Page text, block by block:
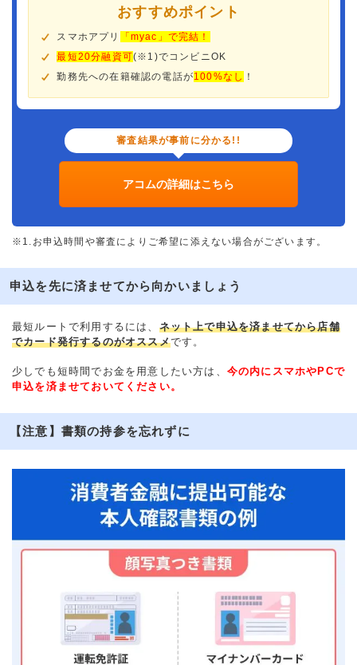
おすすめポイント
スマホアプリ
「myac」で完結！
最短20分融資可(※1)でコンビニOK
勤務先への在籍確認の電話が100%なし ！
審査結果が事前に分かる!!
アコムの詳細はこちら
※1.お申込時間や審査によりご希望に添えない場合がございます。
申込を先に済ませてから向かいましょう
最短ルートで利用するには、 ネット上で申込を済ませてから店舗
でカード発行するのがオススメです。
少しでも短時間でお金を用意したい方は、 今の内にスマホやPCで
申込を済ませておいてください。
【注意】書類の持参を忘れずに